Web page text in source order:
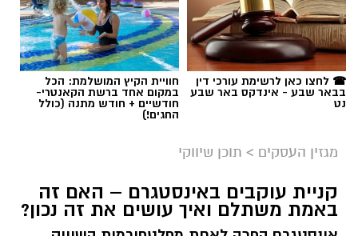
תגים:בשיתוף שרפים
☎ לחצו כאן לרשימת עורכי דין
בבאר שבע - אינדקס באר שבע
נט
חוויית הקיץ המושלמת: הכל
במקום אחד ברשת הקאנטרי-
חודשיים + חודש מתנה (כולל
החגים!)
מגזין העסקים > תוכן שיווקי
קניית עוקבים באינסטגרם – האם זה
באמת משתלם ואיך עושים את זה נכון?